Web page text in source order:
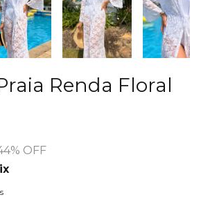
Renda Floral
% OFF